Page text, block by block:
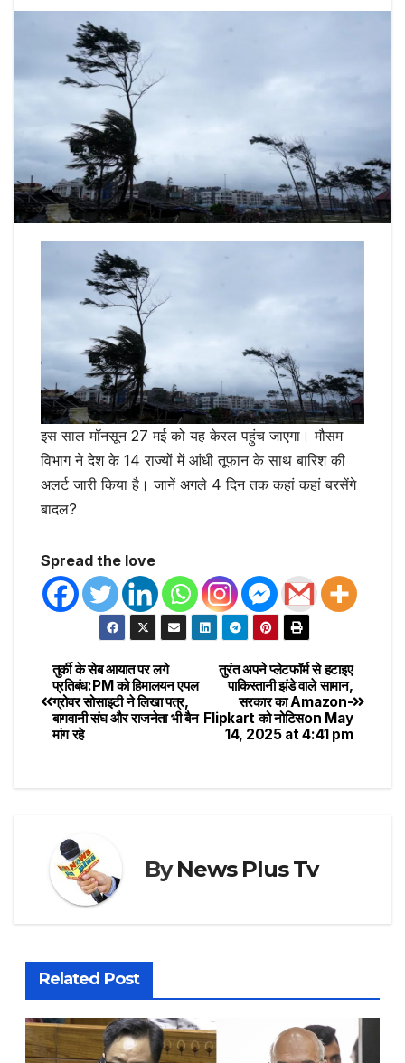
इस साल मॉनसून 27 मई को यह केरल पहुंच जाएगा। मौसम
विभाग ने देश के 14 राज्यों में आंधी तूफान के साथ बारिश की
अलर्ट जारी किया है। जानें अगले 4 दिन तक कहां कहां बरसेंगे
बादल?
Spread the love
तुरंत अपने प्लेटफॉर्म से हटाइए
पाकिस्तानी झंडे वाले सामान,
सरकार का Amazon-
Flipkart को नोटिस​on May
14, 2025 at 4:41 pm
तुर्की के सेब आयात पर लगे
प्रतिबंध:PM को हिमालयन एपल
ग्रोवर सोसाइटी ने लिखा पत्र,
बागवानी संघ और राजनेता भी बैन
मांग रहे
ByNews Plus Tv
Related Post